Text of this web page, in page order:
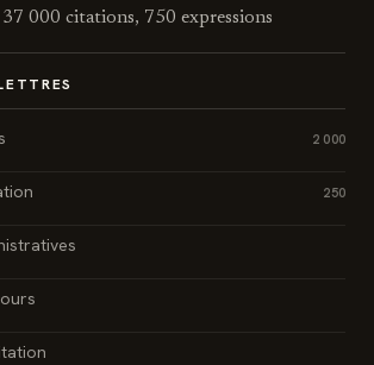
000 citations, 750 expressions
2 000
250